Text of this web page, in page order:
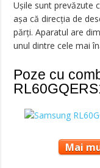
Ușile sunt prevăzute
așa că direcția de
părți. Aparatul are
unul dintre cele mai
Poze cu
Mai